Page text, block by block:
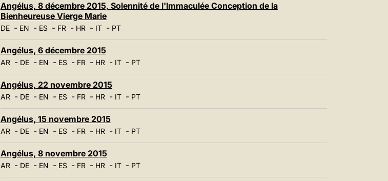
Angélus, 8 décembre 2015, Solennité de l'Immaculée Conception de la
Bienheureuse Vierge Marie
DE- EN - ES- FR- HR- IT- PT
Angélus, 6 décembre 2015
AR- DE- EN - ES- FR- HR- IT- PT
Angélus, 22 novembre 2015
AR- DE- EN - ES- FR- HR- IT- PT
Angélus, 15 novembre 2015
AR- DE- EN - ES- FR- HR- IT- PT
Angélus, 8 novembre 2015
AR- DE- EN - ES- FR- HR- IT- PT